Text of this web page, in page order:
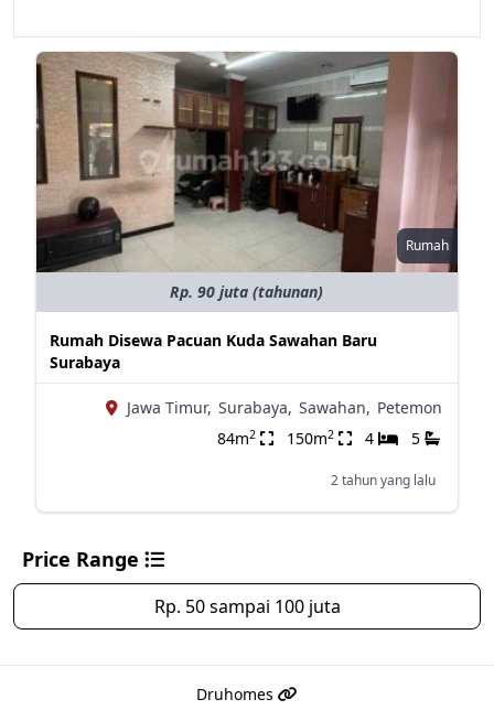
Rumah
Rp. 90 juta (tahunan)
Rumah Disewa Pacuan Kuda Sawahan Baru
Surabaya
Jawa Timur, Surabaya, Sawahan, Petemon
84m2 150m2 4 5
2 tahun yang lalu
Price Range
Rp. 50 sampai 100 juta
Druhomes